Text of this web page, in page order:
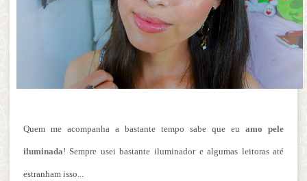
Quem me acompanha a bastante tempo sabe que euamo pele
iluminada! Sempre usei bastante iluminador e algumas leitoras até
estranham isso...